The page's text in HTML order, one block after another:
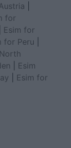
for
Esim for
for Peru
Esim
Esim for